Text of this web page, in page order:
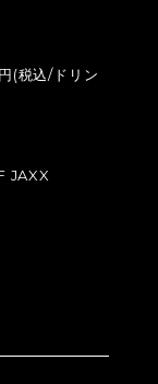
(税込/ドリン
JAXX